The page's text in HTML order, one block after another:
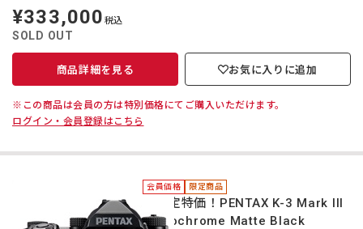
定
価
¥333,000 税込
SOLD OUT
商品詳細を見る お気に入りに追加
※この商品は会員の方は特別価格にてご購入いただけます。
ログイン・会員登録はこちら
会員価格 限定商品
＊限定特価！PENTAX K-3 Mark III
Monochrome Matte Black